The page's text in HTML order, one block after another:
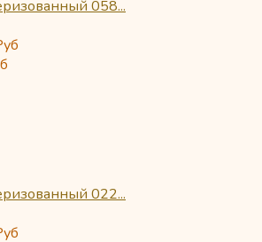
058...
022...